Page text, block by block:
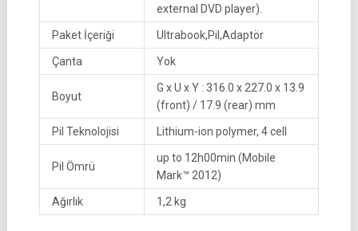
external DVD player).
Paket İçeriği Ultrabook,Pil,Adaptör
Çanta Yok
Boyut
G x U x Y : 316.0 x 227.0 x 13.9
(front) / 17.9 (rear) mm
Pil Teknolojisi Lithium-ion polymer, 4 cell
Pil Ömrü
up to 12h00min (Mobile
Mark™ 2012)
Ağırlık 1,2 kg